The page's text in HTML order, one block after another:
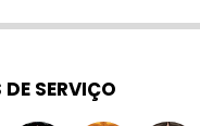
SERVIÇO